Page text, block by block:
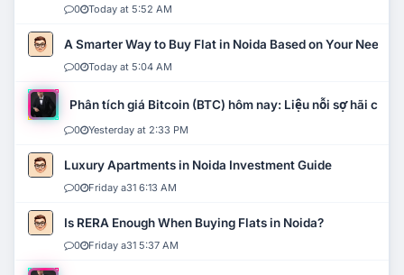
0 Today at 5:52 AM
A Smarter Way to Buy Flat in Noida Based on Your Needs
0 Today at 5:04 AM
Phân tích giá Bitcoin (BTC) hôm nay: Liệu nỗi sợ hãi có
0 Yesterday at 2:33 PM
Luxury Apartments in Noida Investment Guide
0 Friday a31 6:13 AM
Is RERA Enough When Buying Flats in Noida?
0 Friday a31 5:37 AM